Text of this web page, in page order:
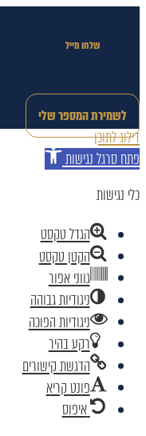
שלחו מייל
לשמירת המספר שלי
דילוג לתוכן
פתח סרגל נגישות
כלי נגישות
הגדל טקסט
הקטן טקסט
גווני אפור
ניגודיות גבוהה
ניגודיות הפוכה
רקע בהיר
הדגשת קישורים
פונט קריא
איפוס